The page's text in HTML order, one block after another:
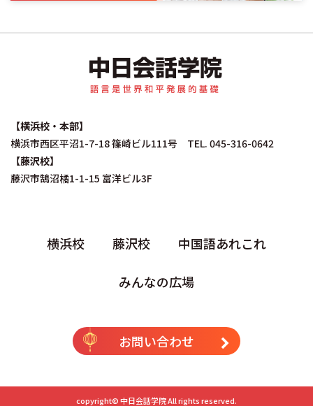
【横浜校・本部】
横浜市西区平沼1-7-18 篠崎ビル111号 TEL. 045-316-0642
【藤沢校】
藤沢市鵠沼橘1-1-15 富洋ビル3F
横浜校 藤沢校 中国語あれこれ
みんなの広場
お問い合わせ
copyright©中日会話学院All rights reserved.